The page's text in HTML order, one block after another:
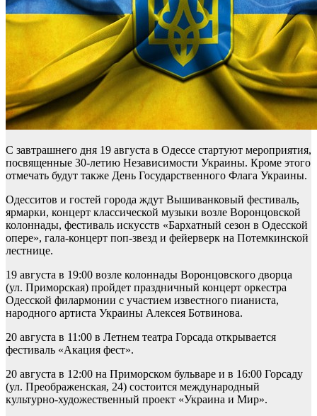
С завтрашнего дня 19 августа в Одессе стартуют мероприятия,
посвященные 30-летию Независимости Украины. Кроме этого
отмечать будут также День Государственного Флага Украины.
Одесситов и гостей города ждут Вышиванковый фестиваль,
ярмарки, концерт классической музыки возле Воронцовской
колоннады, фестиваль искусств «Бархатный сезон в Одесской
опере», гала-концерт поп-звезд и фейерверк на Потемкинской
лестнице.
19 августа в 19:00 возле колоннады Воронцовского дворца
(ул. Приморская) пройдет праздничный концерт оркестра
Одесской филармонии с участием известного пианиста,
народного артиста Украины Алексея Ботвинова.
20 августа в 11:00 в Летнем театра Горсада открывается
фестиваль «Акация фест».
20 августа в 12:00 на Приморском бульваре и в 16:00 Горсаду
(ул. Преображенская, 24) состоится международный
культурно-художественный проект «Украина и Мир».